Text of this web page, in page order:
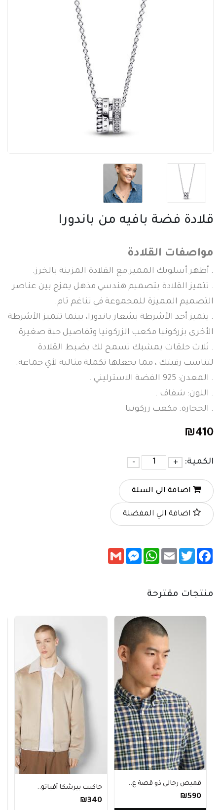
قلادة فضة بافيه من باندورا
مواصفات القلادة
. أظهر أسلوبك المميز مع القلادة المزينة بالخرز.
. تتميز القلادة بتصميم هندسي مذهل يمزج بين عناصر
التصميم المميزة للمجموعة في تناغم تام.
. يتميز أحد الأشرطة بشعار باندورا، بينما تتميز الأشرطة
الأخرى بزركونيا مكعب الزركونيا وتفاصيل حبة صغيرة.
. ثلاث حلقات بمشبك تسمح لك بضبط القلادة
لتناسب رقبتك ، مما يجعلها تكملة مثالية لأي جماعة.
. المعدن: 925 الفضة الاسترليني .
. اللون: شفاف .
. الحجارة: مكعب زركونيا
₪410
الكمية: +
-
اضافة الي السلة
اضافة الي المفضلة
Facebook
Twitter
Email
WhatsApp
Messenger
Gmail
منتجات مقترحة
قميص رجالي ذو قصة ع..
₪590
جاكيت بيرشكا أفياتو..
₪340